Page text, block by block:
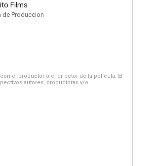
Films
de Produccion
el productor o el director de la película. El
autores, productoras y/o